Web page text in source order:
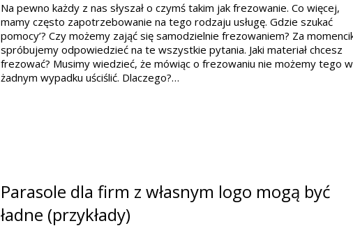
Na pewno każdy z nas słyszał o czymś takim jak frezowanie. Co więcej,
mamy często zapotrzebowanie na tego rodzaju usługę. Gdzie szukać
pomocy’? Czy możemy zająć się samodzielnie frezowaniem? Za
spróbujemy odpowiedzieć na te wszystkie pytania. Jaki materiał chcesz
frezować? Musimy wiedzieć, że mówiąc o frezowaniu nie możemy tego w
żadnym wypadku uściślić. Dlaczego?…
Parasole dla firm z własnym logo mogą być
ładne (przykłady)